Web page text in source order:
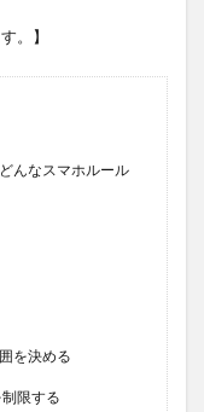
。】
んなスマホルール
を決める
限する